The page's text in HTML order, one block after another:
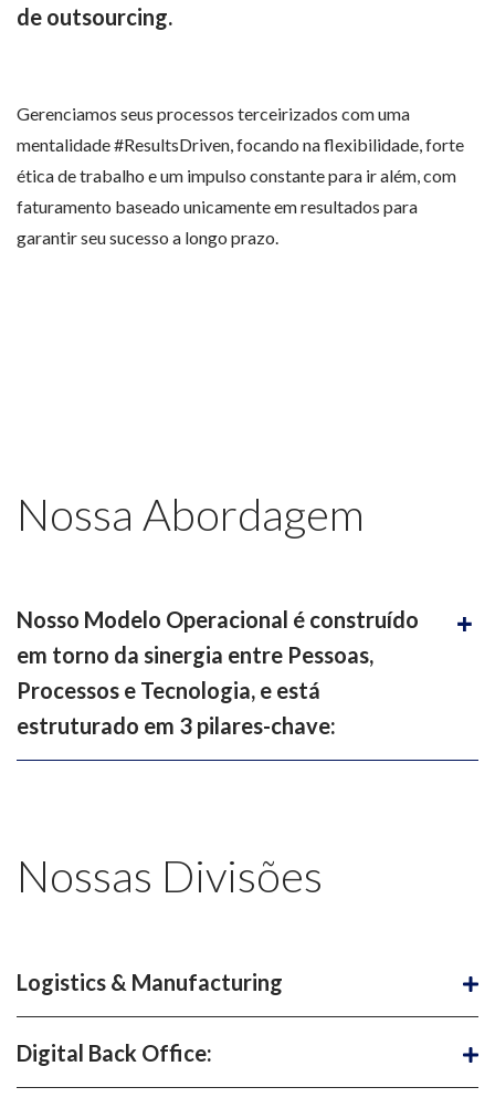
de outsourcing.
Gerenciamos seus processos terceirizados com uma
mentalidade #ResultsDriven, focando na flexibilidade, forte
ética de trabalho e um impulso constante para ir além, com
faturamento baseado unicamente em resultados para
garantir seu sucesso a longo prazo.
Nossa Abordagem
Nosso Modelo Operacional é construído
em torno da sinergia entre Pessoas,
Processos e Tecnologia, e está
estruturado em 3 pilares-chave:
Nossas Divisões
Logistics & Manufacturing
Digital Back Office: